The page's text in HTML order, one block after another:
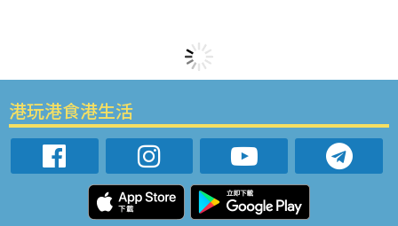
港玩港食港生活